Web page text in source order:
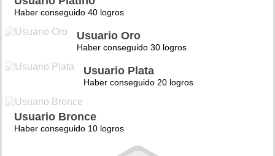
Haber conseguido 40 logros
Usuario Oro
Haber conseguido 30 logros
Usuario Plata
Haber conseguido 20 logros
Usuario Bronce
Haber conseguido 10 logros